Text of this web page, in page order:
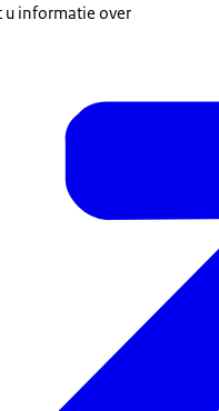
u informatie over